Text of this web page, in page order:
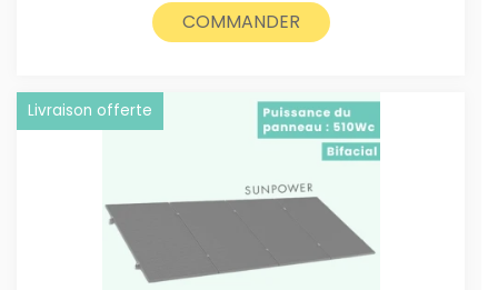
1050€.1000€.
COMMANDER
Livraison offerte